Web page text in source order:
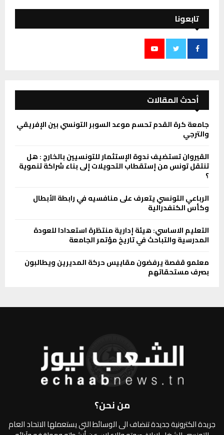
تابعونا
أحدث المقالات
جامعة كرة القدم تحسم موعد السوبر التونسي بين الإفريقي
والترجي
القيروان تستضيف ندوة الإستثمار للتونسيين بالخارج : هل
تنتقل تونس من إستقطاب التحويلات إلى بناء شراكة تنموية
؟
الرباعي التونسي يتعرف على منافسيه في رابطة الأبطال
وكأس الكنفدرالية
التعليم الاساسي: هيئة إدارية منتظرة استعدادا للعودة
المدرسية والتباحث في تاريخ مؤتمر الجامعة
معلمو قفصة يرفضون مقاييس حركة المديرين ويطالبون
بصرف مستحقاتهم
من نحن؟
جريدة الكترونية جديدة تنضاف الى الوسائط التي يستعملها الاتحاد العام